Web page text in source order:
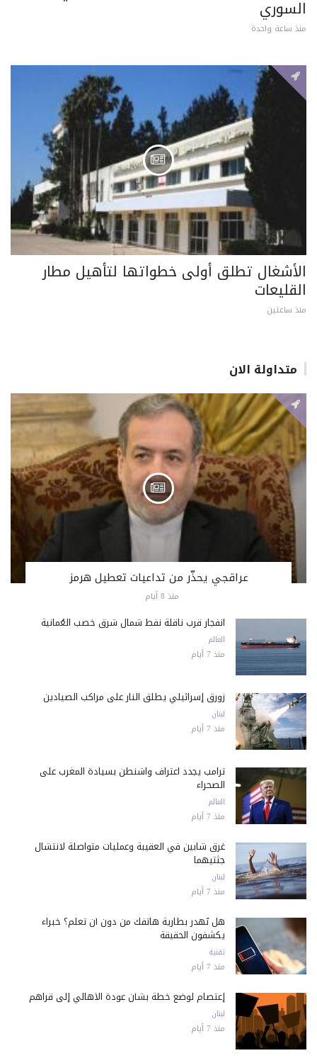
السوري
منذ ساعة واحدة
الأشغال تطلق أولى خطواتها لتأهيل مطار
القليعات
منذ ساعتين
متداولة الان
عراقجي يحذّر من تداعيات تعطيل هرمز
منذ 8 أيام
انفجار قرب ناقلة نفط شمال شرق خصب العُمانية
العالم
منذ 7 أيام
زورق إسرائيلي يطلق النار على مراكب الصيادين
لبنان
منذ 7 أيام
ترامب يجدد اعتراف واشنطن بسيادة المغرب على
الصحراء
العالم
منذ 7 أيام
غرق شابين في العقيبة وعمليات متواصلة لانتشال
جثتيهما
لبنان
منذ 7 أيام
هل تُهدر بطارية هاتفك من دون أن تعلم؟ خبراء
يكشفون الحقيقة
تقنية
منذ 7 أيام
إعتصام لوضع خطة بشأن عودة الأهالي إلى قراهم
لبنان
منذ 7 أيام